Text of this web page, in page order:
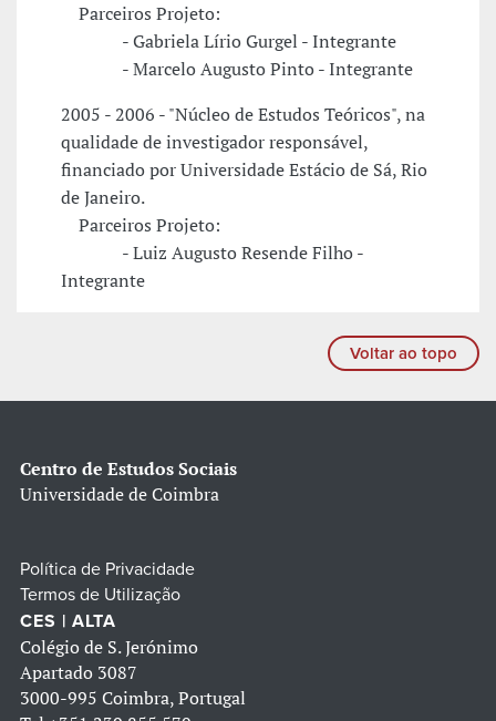
Parceiros Projeto:
- Gabriela Lírio Gurgel - Integrante
- Marcelo Augusto Pinto - Integrante
2005 - 2006 - "Núcleo de Estudos Teóricos", na
qualidade de investigador responsável,
financiado por Universidade Estácio de Sá, Rio
de Janeiro.
Parceiros Projeto:
- Luiz Augusto Resende Filho -
Integrante
Voltar ao topo
Centro de Estudos Sociais
Universidade de Coimbra
Política de Privacidade
Termos de Utilização
CES | ALTA
Colégio de S. Jerónimo
Apartado 3087
3000-995 Coimbra, Portugal